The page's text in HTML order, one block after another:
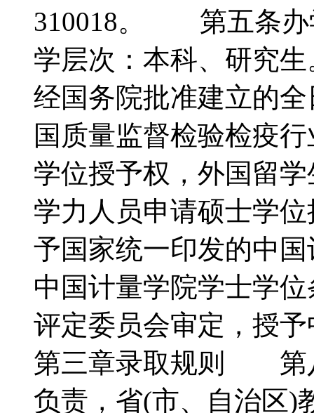
310018。 第五条
学层次：本科、研究
经国务院批准建立的
国质量监督检验检疫
学位授予权，外国留
学力人员申请硕士学
予国家统一印发的中
中国计量学院学士学
评定委员会审定，
第三章录取规则 第
负责，省(市、自治区)